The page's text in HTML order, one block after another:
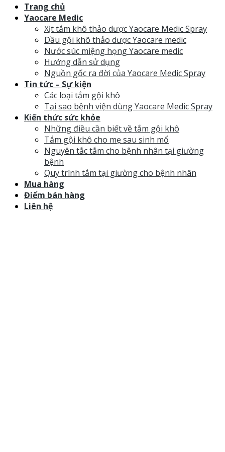
Trang chủ
Yaocare Medic
Xịt tắm khô thảo dược Yaocare Medic Spray
Dầu gội khô thảo dược Yaocare medic
Nước súc miệng họng Yaocare medic
Hướng dẫn sử dụng
Nguồn gốc ra đời của Yaocare Medic Spray
Tin tức – Sự kiện
Các loại tắm gội khô
Tại sao bệnh viện dùng Yaocare Medic Spray
Kiến thức sức khỏe
Những điều cần biết về tắm gội khô
Tắm gội khô cho mẹ sau sinh mổ
Nguyên tắc tắm cho bệnh nhân tại giường
bệnh
Quy trình tắm tại giường cho bệnh nhân
Mua hàng
Điểm bán hàng
Liên hệ